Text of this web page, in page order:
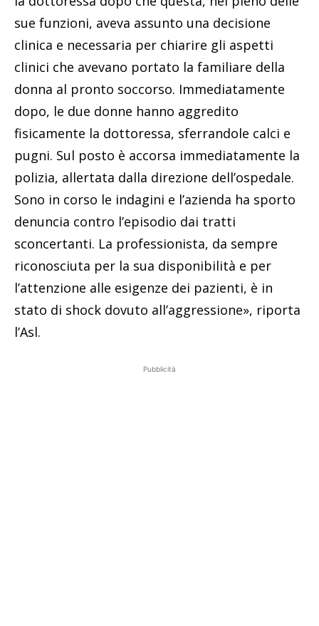
sue funzioni, aveva assunto una decisione
clinica e necessaria per chiarire gli aspetti
clinici che avevano portato la familiare della
donna al pronto soccorso. Immediatamente
dopo, le due donne hanno aggredito
fisicamente la dottoressa, sferrandole calci e
pugni. Sul posto è accorsa immediatamente la
polizia, allertata dalla direzione dell’ospedale.
Sono in corso le indagini e l’azienda ha sporto
denuncia contro l’episodio dai tratti
sconcertanti. La professionista, da sempre
riconosciuta per la sua disponibilità e per
l’attenzione alle esigenze dei pazienti, è in
stato di shock dovuto all’aggressione», riporta
l’Asl.
Pubblicità